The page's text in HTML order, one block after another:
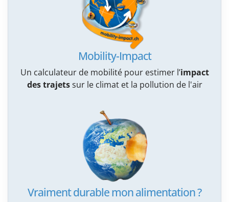
Mobility-Impact
Un calculateur de mobilité pour estimer l’impact
des trajetssur le climat et la pollution de l'air
Vraiment durable mon alimentation ?